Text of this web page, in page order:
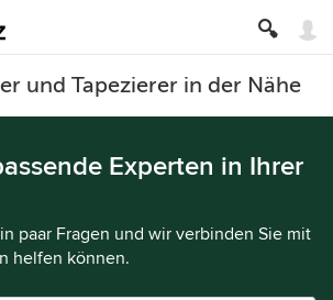
und Tapezierer in der Nähe
Experten in Ihrer
paar Fragen und wir verbinden Sie mit
helfen können.